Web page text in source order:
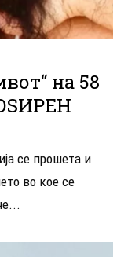
на 58
се прошета и
во кое се